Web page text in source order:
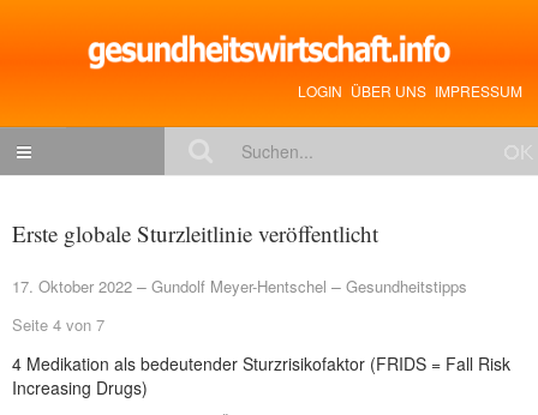
LOGIN ÜBER UNS IMPRESSUM
Gesundheitspolitik
Zukunftstrends
Management
Medizin & Pharma
Erste globale Sturzleitlinie veröffentlicht
17. Oktober 2022 Gundolf Meyer-Hentschel
Gesundheitstipps
Seite 4 von 7
4 Medikation als bedeutender Sturzrisikofaktor (FRIDS = Fall Risk
Increasing Drugs)